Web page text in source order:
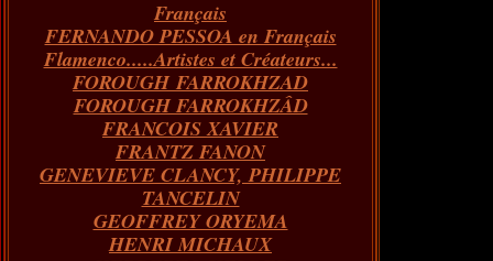
Français
FERNANDO PESSOA en Français
Flamenco.....Artistes et Créateurs...
FOROUGH FARROKHZAD
FOROUGH FARROKHZÂD
FRANCOIS XAVIER
FRANTZ FANON
GENEVIEVE CLANCY, PHILIPPE
TANCELIN
GEOFFREY ORYEMA
HENRI MICHAUX